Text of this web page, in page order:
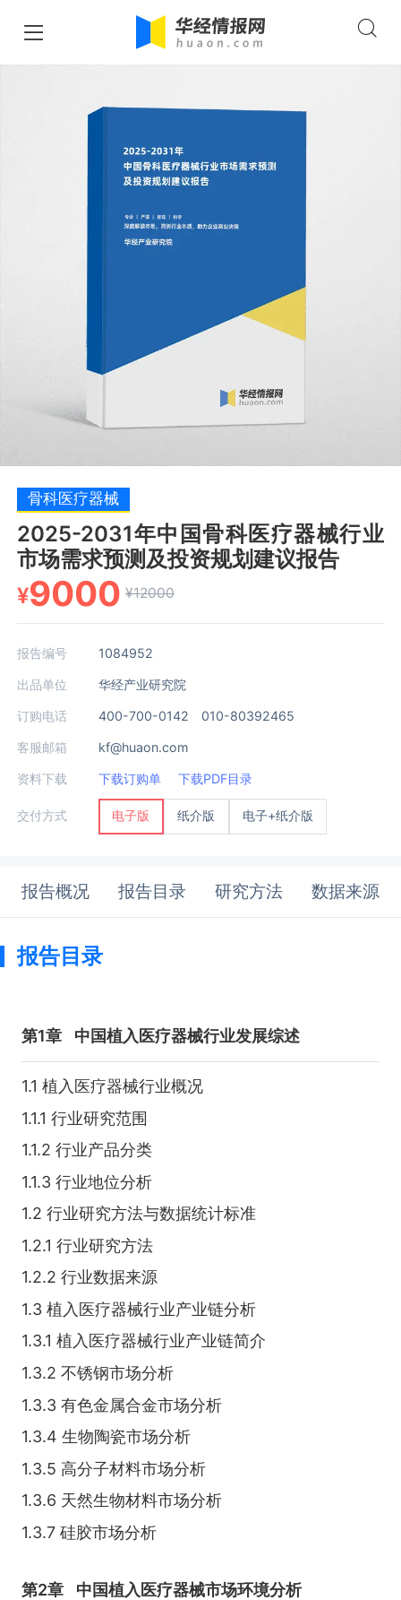
骨科医疗器械
2025-2031年中国骨科医疗器械行业
市场需求预测及投资规划建议报告
¥9000 ¥12000
报告编号 1084952
出品单位 华经产业研究院
订购电话 400-700-0142 010-80392465
客服邮箱 kf@huaon.com
资料下载 下载订购单 下载PDF目录
交付方式 电子版 纸介版 电子+纸介版
报告概况 报告目录 研究方法 数据来源
报告目录
第1章 中国植入医疗器械行业发展综述
1.1 植入医疗器械行业概况
1.1.1 行业研究范围
1.1.2 行业产品分类
1.1.3 行业地位分析
1.2 行业研究方法与数据统计标准
1.2.1 行业研究方法
1.2.2 行业数据来源
1.3 植入医疗器械行业产业链分析
1.3.1 植入医疗器械行业产业链简介
1.3.2 不锈钢市场分析
1.3.3 有色金属合金市场分析
1.3.4 生物陶瓷市场分析
1.3.5 高分子材料市场分析
1.3.6 天然生物材料市场分析
1.3.7 硅胶市场分析
第2章 中国植入医疗器械市场环境分析